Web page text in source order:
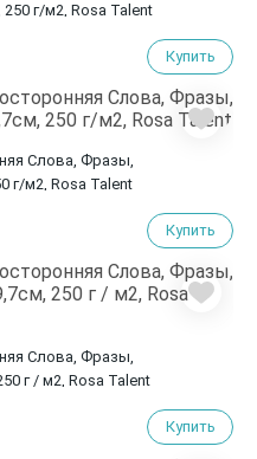
г/м2, Rosa Talent
Купить
Слова, Фразы,
г/м2, Rosa Talent
Купить
Слова, Фразы,
г / м2, Rosa Talent
Купить